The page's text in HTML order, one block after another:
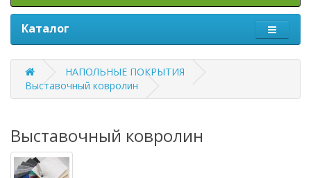
Каталог
НАПОЛЬНЫЕ ПОКРЫТИЯ
Выставочный ковролин
Выставочный ковролин